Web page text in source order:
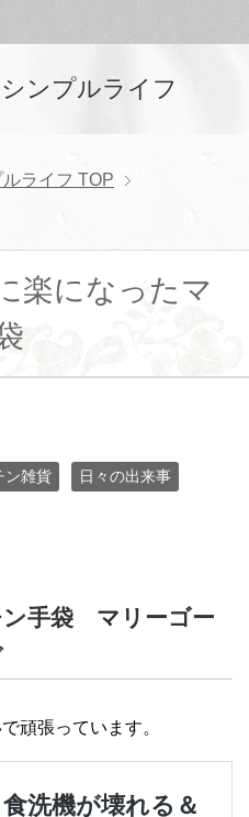
ンプルライフ
ライフ TOP
楽になったマ
ン雑貨 日々の出来事
手袋 マリーゴー
頑張っています。